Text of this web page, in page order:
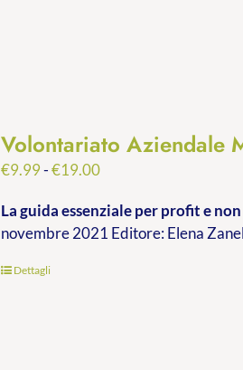
Volontariato Aziendale
€9.99-€19.00Fascia
prezzo:
da
La guida essenziale per profit e
novembre 2021 Editore: Elena
Dettagli